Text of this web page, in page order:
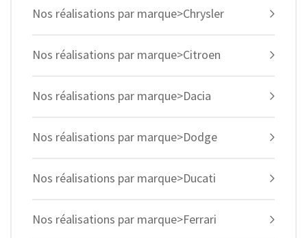
Nos réalisations par marque>Chrysler
Nos réalisations par marque>Citroen
Nos réalisations par marque>Dacia
Nos réalisations par marque>Dodge
Nos réalisations par marque>Ducati
Nos réalisations par marque>Ferrari